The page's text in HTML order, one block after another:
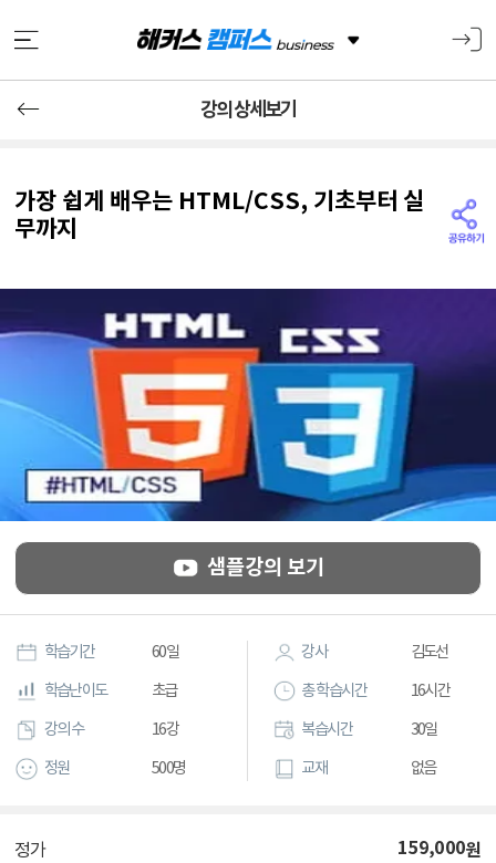
강의 상세보기
가장 쉽게 배우는 HTML/CSS, 기초부터 실
무까지
샘플강의 보기
학습기간 60일
학습난이도 초급
강의 수 16강
정원 500명
강사 김도선
총 학습시간 16시간
복습시간 30일
교재 없음
정가 159,000원